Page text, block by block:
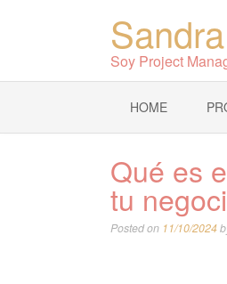
Soy Project
HOME
Qué es
tu
Posted on 11/10/2024